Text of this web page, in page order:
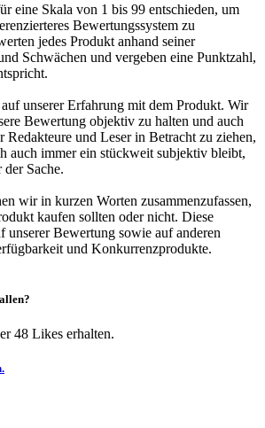
eine Skala von 1 bis 99 entschieden, um
Bewertungssystem zu
jedes Produkt anhand seiner
Schwächen und vergeben eine Punktzahl,
unserer Erfahrung mit dem Produkt. Wir
Bewertung objektiv zu halten und auch
Redakteure und Leser in Betracht zu ziehen,
auch immer ein stückweit subjektiv bleibt,
Sache.
wir in kurzen Worten zusammenzufassen,
kaufen sollten oder nicht. Diese
unserer Bewertung sowie auf anderen
und Konkurrenzprodukte.
48 Likes erhalten.